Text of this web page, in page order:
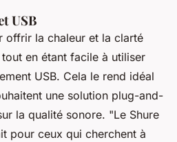
USB
offrir la chaleur et la clarté
en étant facile à utiliser
USB. Cela le rend idéal
une solution plug-and-
la qualité sonore. "Le Shure
pour ceux qui cherchent à